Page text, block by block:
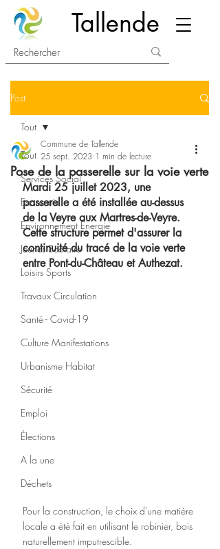
Tallende
Post
Tout
Services Social
Economie
Environnement Energie
Jeunes Scolaire
Loisirs Sports
Travaux Circulation
Santé - Covid-19
Culture Manifestations
Urbanisme Habitat
Sécurité
Emploi
Élections
A la une
Déchets
Tout
Pose de la passerelle sur la voie verte
Commune de Tallende
25 sept. 2023 1 min de lecture
Mardi 25 juillet 2023, une
passerelle a été installée au-dessus
de la Veyre aux Martres-de-Veyre.
Cette structure permet d'assurer la
continuité du tracé de la voie verte
entre Pont-du-Château et Authezat.
Pour la construction, le choix d'une matière
locale a été fait en utilisant le robinier, bois
naturellement imputrescible.